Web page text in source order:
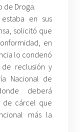
de Droga.
en sus
solicitó que
en
lo condenó
reclusión y
Nacional de
deberá
de cárcel que
más la